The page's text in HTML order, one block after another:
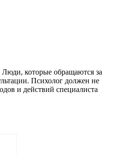
которые обращаются за
Психолог должен не
и действий специалиста